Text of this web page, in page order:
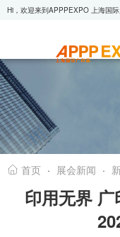
Hi，欢迎来到APPPEXPO 上海国际
首页 · 展会新闻 ·
印用无界